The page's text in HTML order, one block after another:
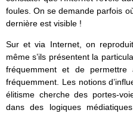
foules. On se demande parfois
dernière est visible !
Sur et via Internet, on
même s’ils présentent la
fréquemment et de permettre
fréquemment. Les notions
élitisme cherche des portes-
dans des logiques